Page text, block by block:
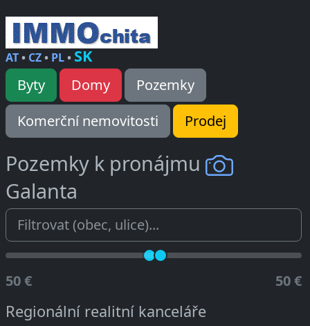
AT• CZ• PL• SK
Byty Domy
Pozemky
Komerční nemovitosti
Prodej
Pozemky k pronájmu
Galanta
50 € 50 €
Regionální realitní kanceláře